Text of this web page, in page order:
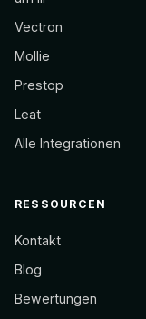
Vectron
Mollie
Prestop
Leat
Alle Integrationen
RESSOURCEN
Kontakt
Blog
Bewertungen